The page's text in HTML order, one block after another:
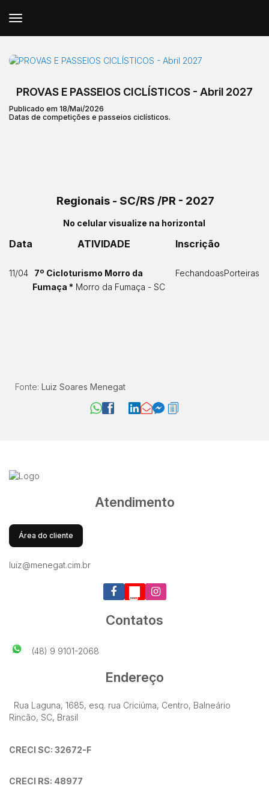
PROVAS E PASSEIOS CICLÍSTICOS - Abril 2027
Publicado em 18/Mai/2026
Datas de competições e passeios ciclísticos.
Regionais - SC/RS /PR - 2027
No celular visualize na horizontal
Data ATIVIDADE Inscrição
11/04
7º Cicloturismo Morro da
Fumaça * Morro da Fumaça - SC
FechandoasPorteiras
Fonte: Luiz Soares Menegat
Atendimento
Área do cliente
luiz@menegat.cim.br
Contatos
(48) 9 9101-2068
Endereço
Rua Laguna, 1685, esq. rua Criciúma, Centro, Balneário
Rincão, SC, Brasil
CRECI SC: 32672-F
CRECI RS: 48977